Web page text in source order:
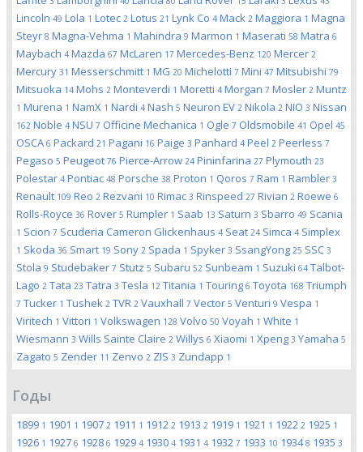
Lincoln 49 Lola 1 Lotec 2 Lotus 21 Lynk Co 4 Mack 2 Maggiora 1 Magna
Steyr 8 Magna-Vehma 1 Mahindra 9 Marmon 1 Maserati 58 Matra 6
Maybach 4 Mazda 67 McLaren 17 Mercedes-Benz 120 Mercer 2
Mercury 31 Messerschmitt 1 MG 20 Michelotti 7 Mini 47 Mitsubishi 79
Mitsuoka 14 Mohs 2 Monteverdi 1 Moretti 4 Morgan 7 Mosler 2 Muntz
1 Murena 1 NamX 1 Nardi 4 Nash 5 Neuron EV 2 Nikola 2 NIO 3 Nissan
162 Noble 4 NSU 7 Officine Mechanica 1 Ogle 7 Oldsmobile 41 Opel 45
OSCA 6 Packard 21 Pagani 16 Paige 3 Panhard 4 Peel 2 Peerless 7
Pegaso 5 Peugeot 76 Pierce-Arrow 24 Pininfarina 27 Plymouth 23
Polestar 4 Pontiac 48 Porsche 38 Proton 1 Qoros 7 Ram 1 Rambler 3
Renault 109 Reo 2 Rezvani 10 Rimac 3 Rinspeed 27 Rivian 2 Roewe 6
Rolls-Royce 36 Rover 5 Rumpler 1 Saab 13 Saturn 3 Sbarro 49 Scania
1 Scion 7 Scuderia Cameron Glickenhaus 4 Seat 24 Simca 4 Simplex
1 Skoda 36 Smart 19 Sony 2 Spada 1 Spyker 3 SsangYong 25 SSC 3
Stola 9 Studebaker 7 Stutz 5 Subaru 52 Sunbeam 1 Suzuki 64 Talbot-
Lago 2 Tata 23 Tatra 3 Tesla 12 Titania 1 Touring 6 Toyota 168 Triumph
7 Tucker 1 Tushek 2 TVR 2 Vauxhall 7 Vector 5 Venturi 9 Vespa 1
Viritech 1 Vittori 1 Volkswagen 128 Volvo 50 Voyah 1 White 1
Wiesmann 3 Wills Sainte Claire 2 Willys 6 Xiaomi 1 Xpeng 3 Yamaha 5
Zagato 5 Zender 11 Zenvo 2 ZIS 3 Zundapp 1
Годы
1899 1 1901 1 1907 2 1911 1 1912 2 1913 2 1919 1 1921 1 1922 2 1925 1
1926 1 1927 6 1928 6 1929 4 1930 4 1931 4 1932 7 1933 10 19348 1935 3